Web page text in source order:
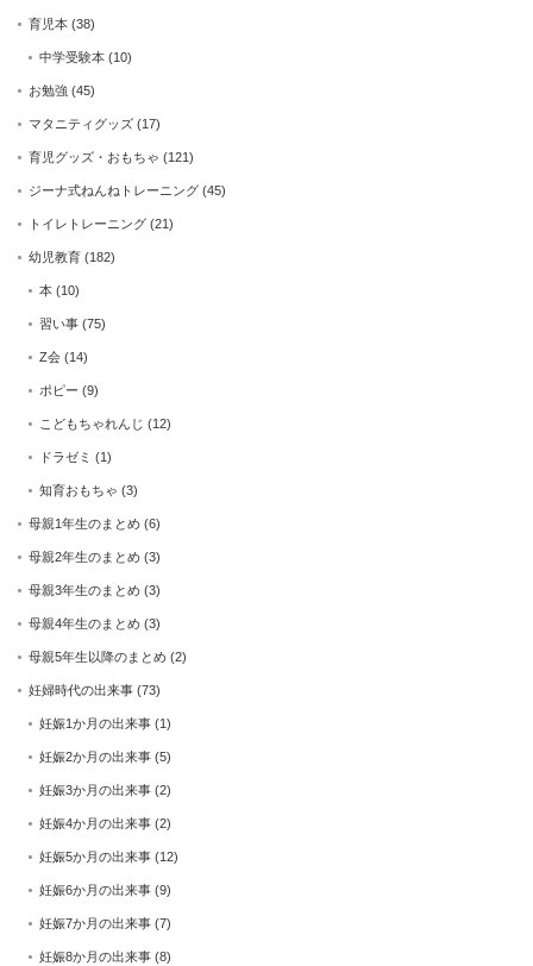
育児本 (38)
中学受験本 (10)
お勉強 (45)
マタニティグッズ (17)
育児グッズ・おもちゃ (121)
ジーナ式ねんねトレーニング (45)
トイレトレーニング (21)
幼児教育 (182)
本 (10)
習い事 (75)
Z会 (14)
ポピー (9)
こどもちゃれんじ (12)
ドラゼミ (1)
知育おもちゃ (3)
母親1年生のまとめ (6)
母親2年生のまとめ (3)
母親3年生のまとめ (3)
母親4年生のまとめ (3)
母親5年生以降のまとめ (2)
妊婦時代の出来事 (73)
妊娠1か月の出来事 (1)
妊娠2か月の出来事 (5)
妊娠3か月の出来事 (2)
妊娠4か月の出来事 (2)
妊娠5か月の出来事 (12)
妊娠6か月の出来事 (9)
妊娠7か月の出来事 (7)
妊娠8か月の出来事 (8)